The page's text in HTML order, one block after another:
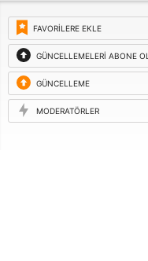
FAVORILERE EKLE
GÜNCELLEMELERI ABONE OL
GÜNCELLEME
ISTEĞI
MODERATÖRLER